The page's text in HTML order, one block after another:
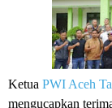
Ketua PWI Aceh
mengucapkan